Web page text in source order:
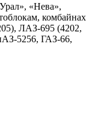
«Нева»,
комбайнах
ЛАЗ-695 (4202,
5256, ГАЗ-66,